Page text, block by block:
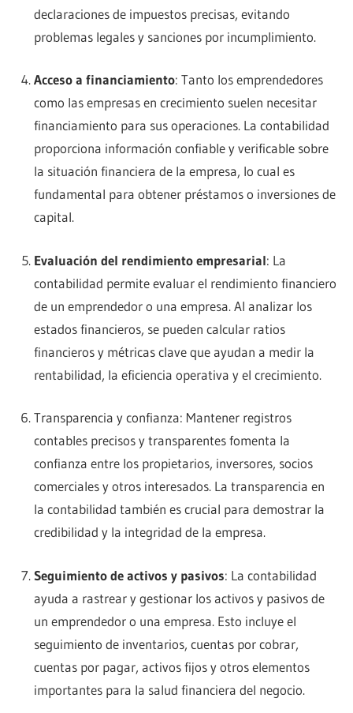
declaraciones de impuestos precisas, evitando
problemas legales y sanciones por incumplimiento.
Acceso a financiamiento: Tanto los emprendedores
como las empresas en crecimiento suelen necesitar
financiamiento para sus operaciones. La contabilidad
proporciona información confiable y verificable sobre
la situación financiera de la empresa, lo cual es
fundamental para obtener préstamos o inversiones de
capital.
Evaluación del rendimiento empresarial: La
contabilidad permite evaluar el rendimiento financiero
de un emprendedor o una empresa. Al analizar los
estados financieros, se pueden calcular ratios
financieros y métricas clave que ayudan a medir la
rentabilidad, la eficiencia operativa y el crecimiento.
Transparencia y confianza: Mantener registros
contables precisos y transparentes fomenta la
confianza entre los propietarios, inversores, socios
comerciales y otros interesados. La transparencia en
la contabilidad también es crucial para demostrar la
credibilidad y la integridad de la empresa.
Seguimiento de activos y pasivos: La contabilidad
ayuda a rastrear y gestionar los activos y pasivos de
un emprendedor o una empresa. Esto incluye el
seguimiento de inventarios, cuentas por cobrar,
cuentas por pagar, activos fijos y otros elementos
importantes para la salud financiera del negocio.